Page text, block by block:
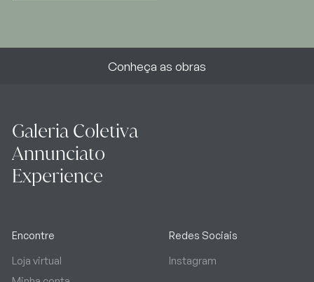
Conheça as obras
Galeria Coletiva
Annunciato
Experience
Encontre
Loja virtual
Redes Sociais
Instagram